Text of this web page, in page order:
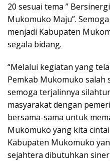
20 sesuai tema ”
Mukomuko Maju”.
menjadi Kabupaten
segala bidang.
“Melalui kegiatan yang
Pemkab Mukomuko
semoga terjalinnya
masyarakat dengan
bersama-sama untuk
Mukomuko yang kita
Kabupaten Mukomuko
sejahtera dibutuhkan